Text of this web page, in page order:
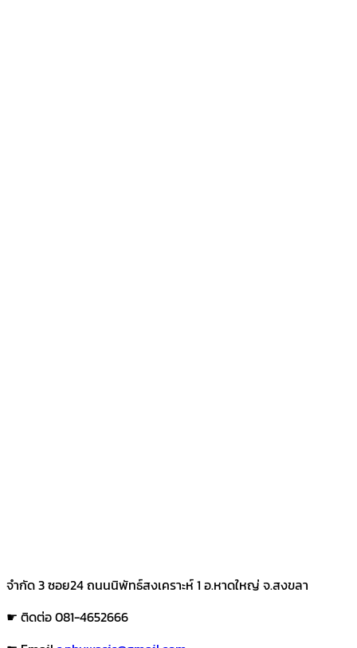
จำกัด 3 ซอย24 ถนนนิพัทธ์สงเคราะห์ 1 อ.หาดใหญ่ จ.สงขลา
☛ ติดต่อ 081-4652666